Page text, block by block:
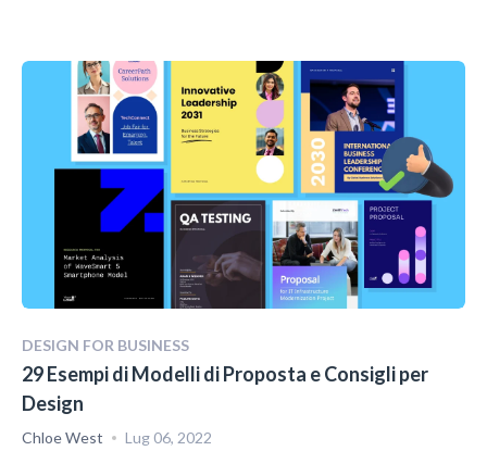
DESIGN FOR BUSINESS
29 Esempi di Modelli di Proposta e Consigli per
Design
Chloe West Lug 06, 2022